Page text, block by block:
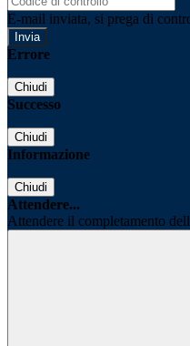
E-mail inviata, si prega di
Errore
Chiudi
Successo
Chiudi
Informazione
Chiudi
Attendere...
Attendere il completamento